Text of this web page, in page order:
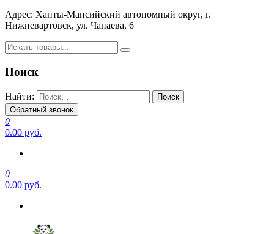
Адрес: Ханты-Мансийский автономный округ, г.
Нижневартовск, ул. Чапаева, 6
Поиск
Найти:
Обратный звонок
0
0.00 руб.
0
0.00 руб.